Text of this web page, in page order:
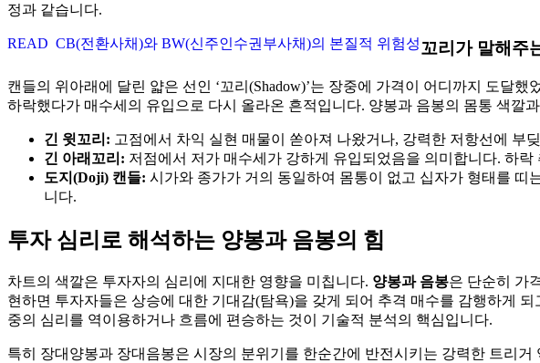
정과 같습니다.
READ CB(전환사채)와 BW(신주인수권부사채)의 본질적 위험성꼬리가 말해주
캔들의 위아래에 달린 얇은 선인 ‘꼬리(Shadow)’는 장중에 가격이 어디까지 도달
하락했다가 매수세의 유입으로 다시 올라온 흔적입니다. 양봉과 음봉의 몸통 색깔
긴 윗꼬리: 고점에서 차익 실현 매물이 쏟아져 나왔거나, 강력한 저항선에 부
긴 아래꼬리: 저점에서 저가 매수세가 강하게 유입되었음을 의미합니다. 하
도지(Doji) 캔들: 시가와 종가가 거의 동일하여 몸통이 없고 십자가 형태를
니다.
투자 심리로 해석하는 양봉과 음봉의 힘
차트의 색깔은 투자자의 심리에 지대한 영향을 미칩니다. 양봉과 음봉은 단순히 가
현하면 투자자들은 상승에 대한 기대감(탐욕)을 갖게 되어 추격 매수를 감행하게
중의 심리를 역이용하거나 흐름에 편승하는 것이 기술적 분석의 핵심입니다.
특히 장대양봉과 장대음봉은 시장의 분위기를 한순간에 반전시키는 강력한 트리